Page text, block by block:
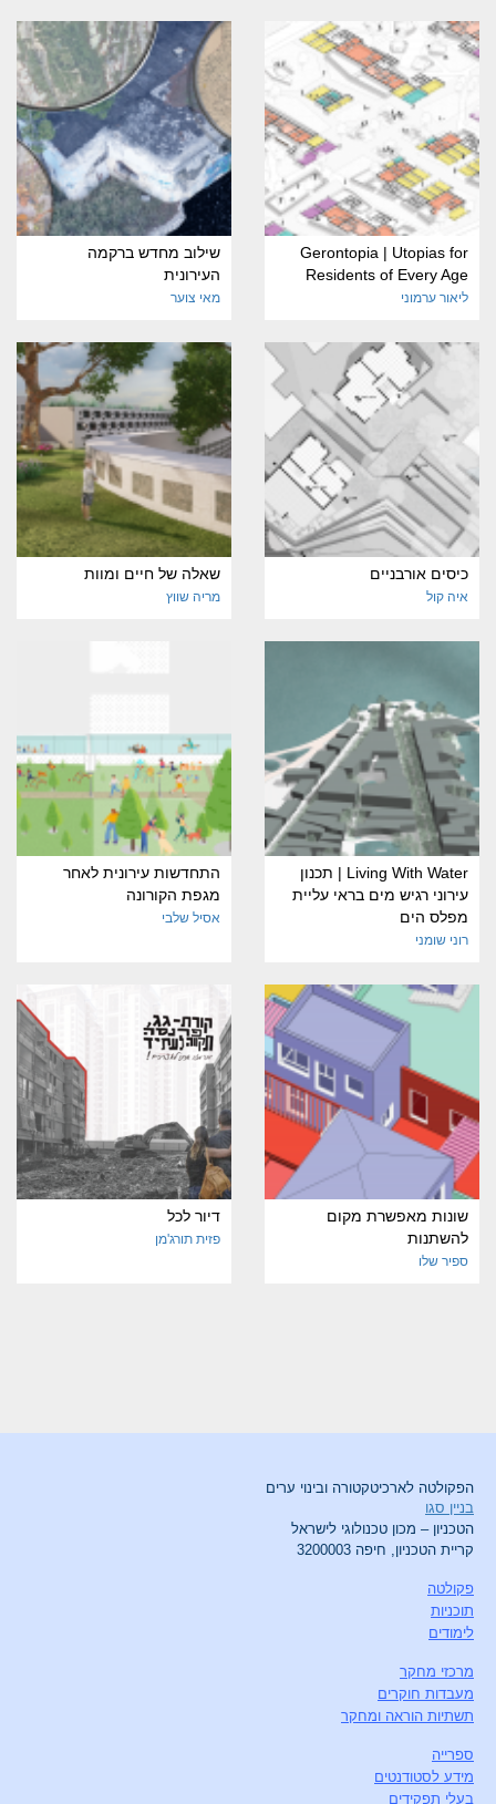
Gerontopia | Utopias for
Residents of Every Age
ליאור ערמוני
שילוב מחדש ברקמה
העירונית
מאי צוער
כיסים אורבניים
איה קול
שאלה של חיים ומוות
מריה שווץ
Living With Water | תכנון
עירוני רגיש מים בראי עליית
מפלס הים
רוני שומני
התחדשות עירונית לאחר
מגפת הקורונה
אסיל שלבי
שונות מאפשרת מקום
להשתנות
ספיר שלו
דיור לכל
פזית תורג'מן
הפקולטה לארכיטקטורה ובינוי ערים
בניין סגו
הטכניון – מכון טכנולוגי לישראל
קריית הטכניון, חיפה 3200003
פקולטה
תוכניות
לימודים
מרכזי מחקר
מעבדות חוקרים
תשתיות הוראה ומחקר
ספרייה
מידע לסטודנטים
בעלי תפקידים